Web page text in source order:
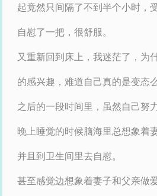
起竟然只间隔了不到半个小时，
自慰了一把，很舒服。
又重新回到床上，我迷茫了，为
的感兴趣，难道自己真的是变态
之后的一段时间里，虽然自己努
晚上睡觉的时候脑海里总想象着
并且到卫生间里去自慰。
甚至感觉边想象着妻子和父亲做